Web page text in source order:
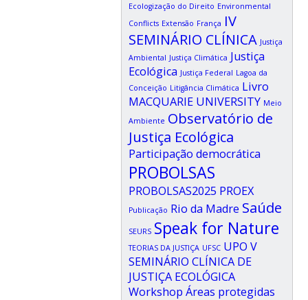
Ecologização do Direito Environmental
Conflicts Extensão França IV
SEMINÁRIO CLÍNICA Justiça
Ambiental Justiça Climática Justiça
Ecológica Justiça Federal Lagoa da
Conceição Litigância Climática Livro
MACQUARIE UNIVERSITY Meio
Ambiente Observatório de
Justiça Ecológica
Participação democrática
PROBOLSAS
PROBOLSAS2025 PROEX
Publicação Rio da Madre Saúde
SEURS Speak for Nature
TEORIAS DA JUSTIÇA UFSC UPO V
SEMINÁRIO CLÍNICA DE
JUSTIÇA ECOLÓGICA
Workshop Áreas protegidas